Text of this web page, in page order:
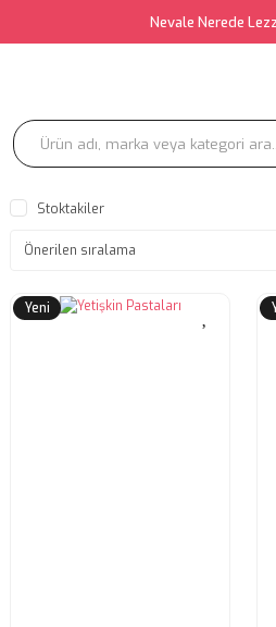
Nevale Nerede
Stoktakiler
Yeni